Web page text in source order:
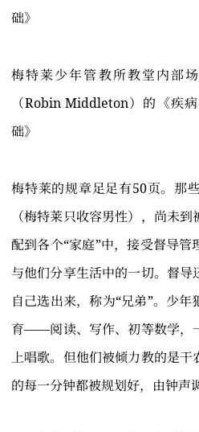
础》
梅特莱少年管教所教堂内部
（Robin Middleton）的《疾
础》
梅特莱的规章足足有50页。那
（梅特莱只收容男性），尚未
配到各个“家庭”中，接受督导管
与他们分享生活中的一切。督导
自己选出来，称为“兄弟”。少
育——阅读、写作、初等数学，
上唱歌。但他们被倾力教的是
的每一分钟都被规划好，由钟声